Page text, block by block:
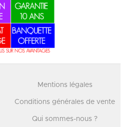
Mentions légales
Conditions générales de vente
Qui sommes-nous ?